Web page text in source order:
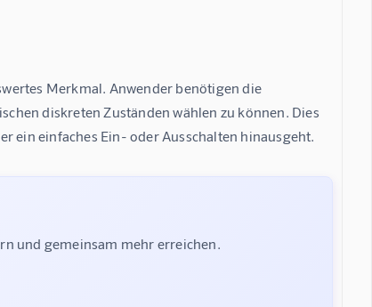
Merkmal. Anwender benötigen die
diskreten Zuständen wählen zu können. Dies
ein einfaches Ein- oder Ausschalten hinausgeht.
und gemeinsam mehr erreichen.